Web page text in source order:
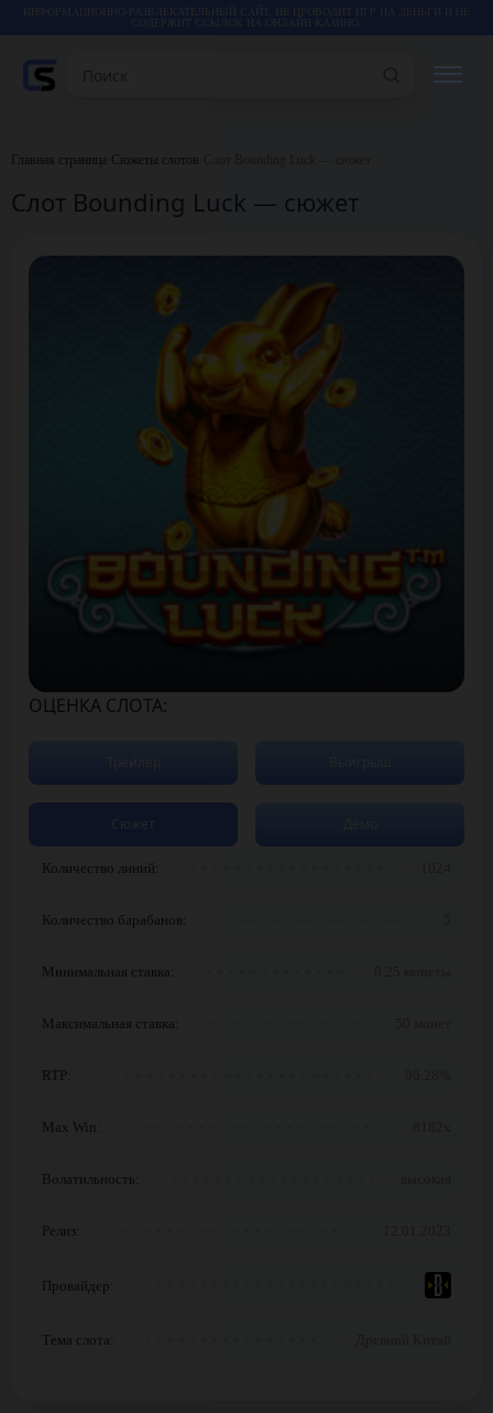
СОДЕРЖИТ ССЫЛОК НА ОНЛАЙН КАЗИНО.
КАЗИНО
Главная страница Сюжеты слотов
Слот Bounding Luck — сюжет
ОЦЕНКА СЛОТА:
Количество линий:
Количество барабанов:
Минимальная ставка:
Максимальная ставка:
RTP:
Max Win:
Волатильность:
Релиз:
Провайдер:
Тема слота:
Сюжет